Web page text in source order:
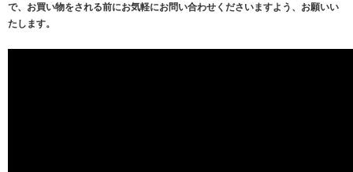
で、お買い物をされる前にお気軽にお問い合わせくださいますよう、お願いい
たします。